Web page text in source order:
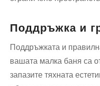
Поддръжка и
Поддръжката и
вашата малка баня са
запазите тяхната